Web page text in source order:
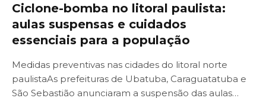
Ciclone-bomba no litoral paulista:
aulas suspensas e cuidados
essenciais para a população
Medidas preventivas nas cidades do litoral norte
paulistaAs prefeituras de Ubatuba, Caraguatatuba e
São Sebastião anunciaram a suspensão das aulas…